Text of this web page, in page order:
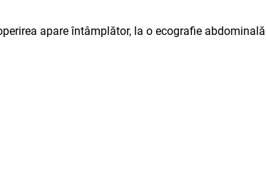
apare întâmplător, la o ecografie